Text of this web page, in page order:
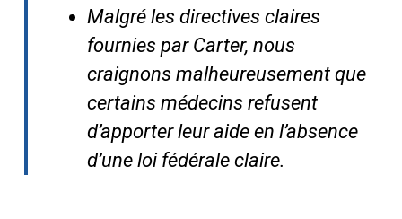
Malgré les directives claires
fournies par Carter, nous
craignons malheureusement que
certains médecins refusent
d’apporter leur aide en l’absence
d’une loi fédérale claire.